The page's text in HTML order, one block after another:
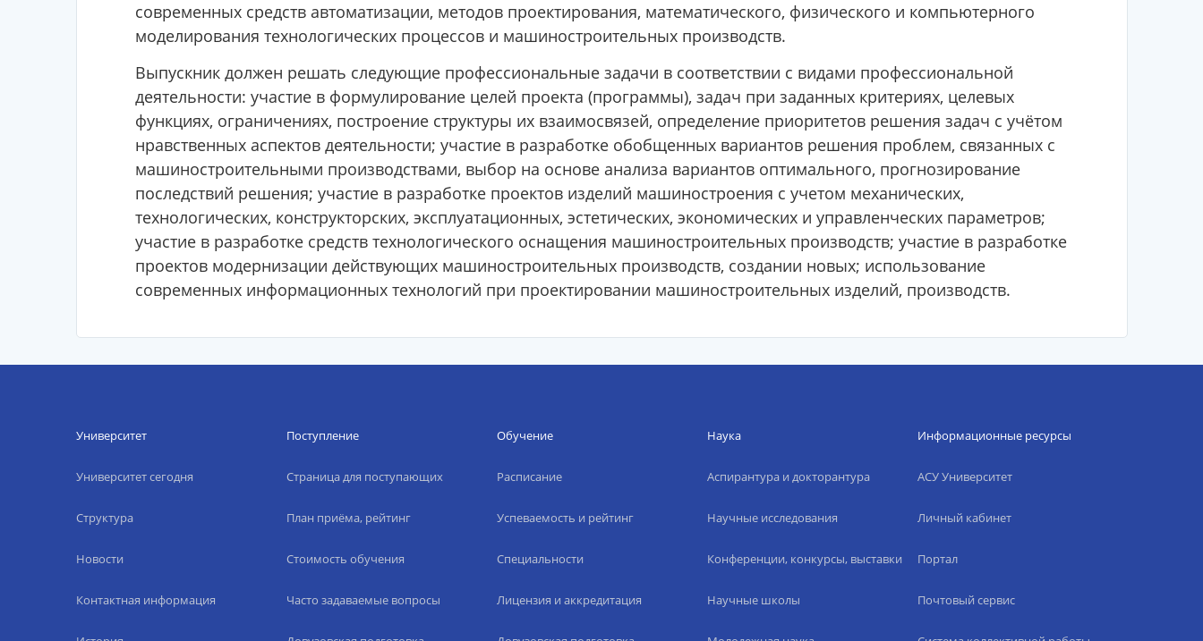
современных средств автоматизации, методов проектирования, математического, физического и компьютерного
моделирования технологических процессов и машиностроительных производств.
Выпускник должен решать следующие профессиональные задачи в соответствии с видами профессиональной
деятельности: участие в формулирование целей проекта (программы), задач при заданных критериях, целевых
функциях, ограничениях, построение структуры их взаимосвязей, определение приоритетов решения задач с учётом
нравственных аспектов деятельности; участие в разработке обобщенных вариантов решения проблем, связанных с
машиностроительными производствами, выбор на основе анализа вариантов оптимального, прогнозирование
последствий решения; участие в разработке проектов изделий машиностроения с учетом механических,
технологических, конструкторских, эксплуатационных, эстетических, экономических и управленческих параметров;
участие в разработке средств технологического оснащения машиностроительных производств; участие в разработке
проектов модернизации действующих машиностроительных производств, создании новых; использование
современных информационных технологий при проектировании машиностроительных изделий, производств.
Университет
Университет сегодня
Структура
Новости
Контактная информация
Поступление
Страница для поступающих
План приёма, рейтинг
Стоимость обучения
Часто задаваемые вопросы
Обучение
Расписание
Успеваемость и рейтинг
Специальности
Лицензия и аккредитация
Наука
Аспирантура и докторантура
Научные исследования
Конференции, конкурсы, выставки
Научные школы
Информационные ресурсы
АСУ Университет
Личный кабинет
Портал
Почтовый сервис